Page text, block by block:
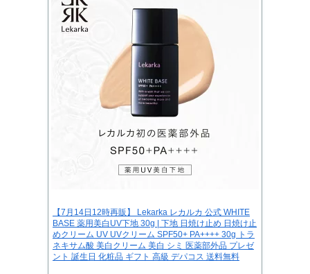
【7月14日12時再販】 Lekarka レカルカ 公式 WHITE
BASE 薬用美白UV下地 30g | 下地 日焼け止め 日焼け止
めクリーム UV UVクリーム SPF50+ PA++++ 30g トラ
ネキサム酸 美白クリーム 美白 シミ 医薬部外品 プレゼ
ント 誕生日 化粧品 ギフト 高級 デパコス 送料無料